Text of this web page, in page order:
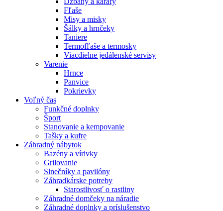
Fľaše
Misy a misky
Šálky a hrnčeky
Taniere
Termofľaše a termosky
Viacdielne jedálenské servisy
Varenie
Hrnce
Panvice
Pokrievky
Voľný čas
Funkčné doplnky
Šport
Stanovanie a kempovanie
Tašky a kufre
Záhradný nábytok
Bazény a vírivky
Grilovanie
Slnečníky a pavilóny
Záhradkárske potreby
Starostlivosť o rastliny
Záhradné domčeky na náradie
Záhradné doplnky a príslušenstvo